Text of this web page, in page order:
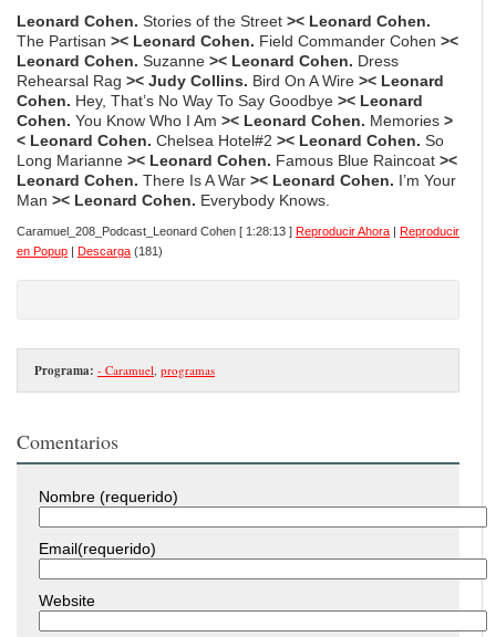
Leonard Cohen. Stories of the Street >< Leonard Cohen.
The Partisan >< Leonard Cohen. Field Commander Cohen ><
Leonard Cohen. Suzanne >< Leonard Cohen. Dress
Rehearsal Rag >< Judy Collins. Bird On A Wire >< Leonard
Cohen. Hey, That’s No Way To Say Goodbye >< Leonard
Cohen. You Know Who I Am >< Leonard Cohen. Memories >
< Leonard Cohen. Chelsea Hotel#2 >< Leonard Cohen. So
L ong Marianne >< Leonard Cohen. Famous Blue Raincoat ><
Leonard Cohen. There Is AWar >< Leonard Cohen. I’m Your
Man >< Leonard Cohen. Everybody Knows.
Caramuel_208_Podcast_Leonard Cohen [ 1:28:13 ] Reproducir Ahora | Reproducir
en Popup | Descarga (181)
Programa: - Caramuel, programas
Comentarios
Nombre (requerido)
Email(requerido)
Website